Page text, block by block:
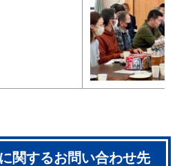
関するお問い合わせ先